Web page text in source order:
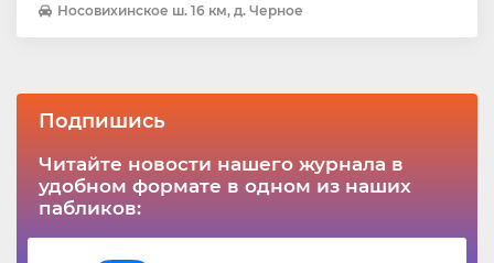
Носовихинское ш. 16 км, д. Черное
Подпишись
Читайте новости нашего журнала в
удобном формате в одном из наших
пабликов: